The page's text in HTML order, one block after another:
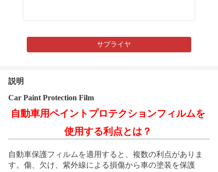
サプライヤ
説明
Car Paint Protection Film
自動車用ペイントプロテクションフィルムを
使用する利点とは？
自動車保護フィルムを適用すると、複数の利点がありま
す。傷、欠け、紫外線による損傷から車の塗装を保護